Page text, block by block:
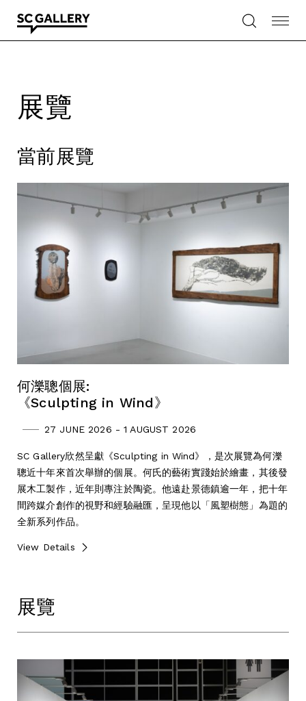
content
展覽
當前展覽
何濼聰個展:
《Sculpting in Wind》
27 JUNE 2026 - 1 AUGUST 2026
SC Gallery欣然呈獻《Sculpting in Wind》，是次展覽為何濼
聰近十年來首次舉辦的個展。何氏的藝術實踐始於繪畫，其後發
展木工製作，近年則專注於陶瓷。他遠赴景德鎮逾一年，把十年
間跨媒介創作的視野和經驗融匯，呈現他以「風塑樹態」為題的
全新系列作品。
View Details
展覽